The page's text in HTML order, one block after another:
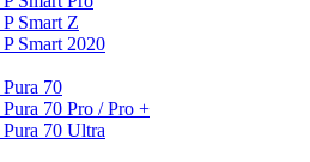
Smart Z
Smart 2020
70
70 Pro / Pro +
70 Ultra